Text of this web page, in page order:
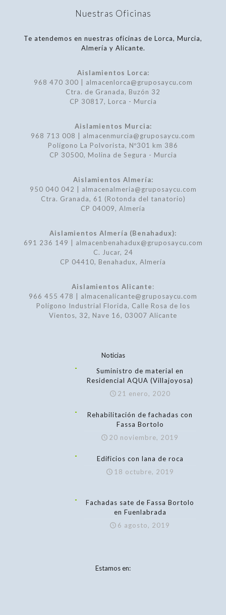
Nuestras Oficinas
Te atendemos en nuestras oficinas de Lorca, Murcia,
Almería y Alicante.
Aislamientos Lorca:
968 470 300 | almacenlorca@gruposaycu.com
Ctra. de Granada, Buzón 32
CP 30817, Lorca - Murcia
Aislamientos Murcia:
968 713 008 | almacenmurcia@gruposaycu.com
Polígono La Polvorista, Nº301 km 386
CP 30500, Molina de Segura - Murcia
Aislamientos Almería:
950 040 042 | almacenalmeria@gruposaycu.com
Ctra. Granada, 61 (Rotonda del tanatorio)
CP 04009, Almería
Aislamientos Almería (Benahadux):
691 236 149 | almacenbenahadux@gruposaycu.com
C. Jucar, 24
CP 04410, Benahadux, Almería
Aislamientos Alicante:
966 455 478 | almacenalicante@gruposaycu.com
Polígono Industrial Florida, Calle Rosa de los
Vientos, 32, Nave 16, 03007 Alicante
Noticias
Suministro de material en
Residencial AQUA (Villajoyosa)
21 enero, 2020
Rehabilitación de fachadas con
Fassa Bortolo
20 noviembre, 2019
Edificios con lana de roca
18 octubre, 2019
Fachadas sate de Fassa Bortolo
en Fuenlabrada
6 agosto, 2019
Estamos en: